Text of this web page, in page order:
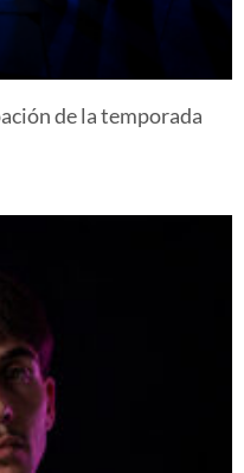
de la temporada